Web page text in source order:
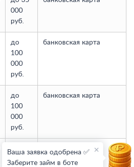
000
руб.
до
100
000
руб.
банковская карта
до
100
000
руб.
банковская карта
до 30
000
банковская карта
Ваша заявка одобрена ✅
Заберите займ в боте